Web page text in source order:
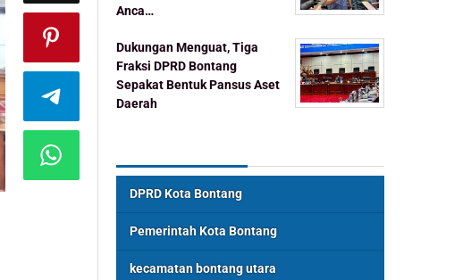
Anca…
Dukungan Menguat, Tiga
Fraksi DPRD Bontang
Sepakat Bentuk Pansus Aset
Daerah
DPRD Kota Bontang
Pemerintah Kota Bontang
kecamatan bontang utara